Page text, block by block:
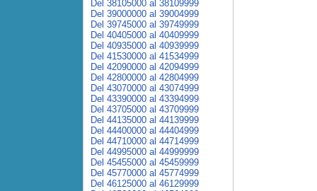
Del 38105000 al 38109999
Del 39000000 al 39004999
Del 39745000 al 39749999
Del 40405000 al 40409999
Del 40935000 al 40939999
Del 41530000 al 41534999
Del 42090000 al 42094999
Del 42800000 al 42804999
Del 43070000 al 43074999
Del 43390000 al 43394999
Del 43705000 al 43709999
Del 44135000 al 44139999
Del 44400000 al 44404999
Del 44710000 al 44714999
Del 44995000 al 44999999
Del 45455000 al 45459999
Del 45770000 al 45774999
Del 46125000 al 46129999